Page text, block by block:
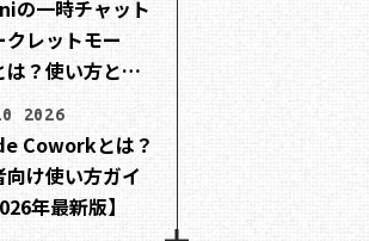
の一時チャット
クレットモー
は？使い方と注
2026
Coworkとは？
向け使い方ガイ
年最新版】